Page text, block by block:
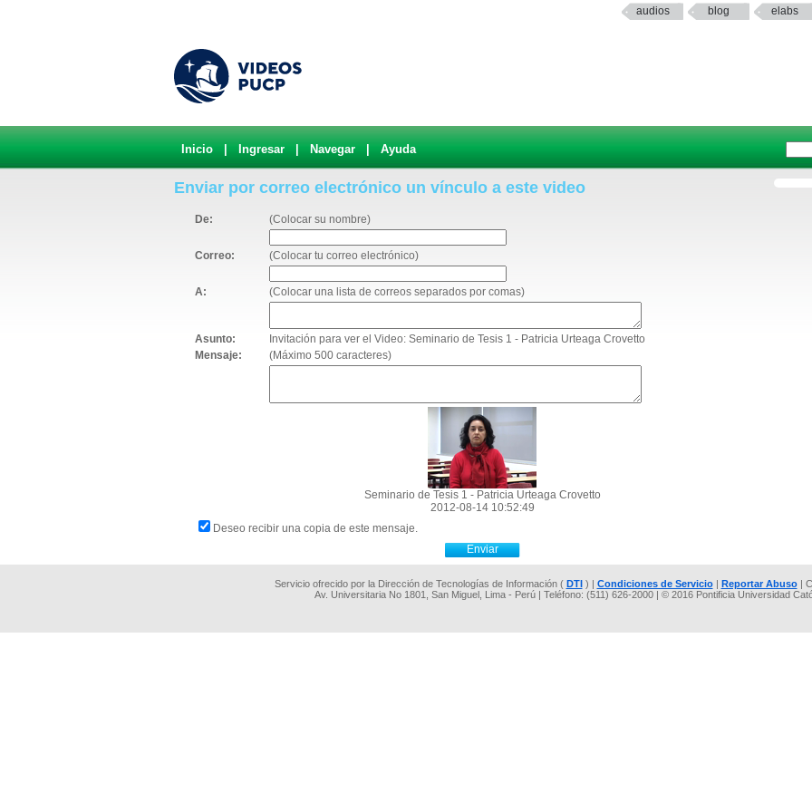
audios blog elabs
Inicio Ingresar Navegar Ayuda
Enviar por correo electrónico un vínculo a este video
De: (Colocar su nombre)
Correo: (Colocar tu correo electrónico)
A: (Colocar una lista de correos separados por comas)
Asunto:
Invitación para ver el Video: Seminario de Tesis 1 - Patricia Urteaga Crovetto
Mensaje:
(Máximo 500 caracteres)
Seminario de Tesis 1 - Patricia Urteaga Crovetto
2012-08-14 10:52:49
Deseo recibir una copia de este mensaje.
Servicio ofrecido por la Dirección de Tecnologías de Información ( DTI) | Condiciones de Servicio| Reportar Abuso|
Av. Universitaria No 1801, San Miguel, Lima - Perú | Teléfono: (511) 626-2000 | © 2016 Pontificia Universidad